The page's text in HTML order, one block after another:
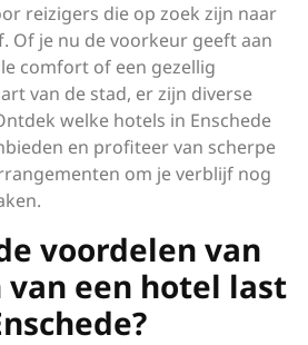
reizigers die op zoek zijn naar
Of je nu de voorkeur geeft aan
comfort of een gezellig
van de stad, er zijn diverse
welke hotels in Enschede
en profiteer van scherpe
om je verblijf nog
voordelen van
van een hotel last